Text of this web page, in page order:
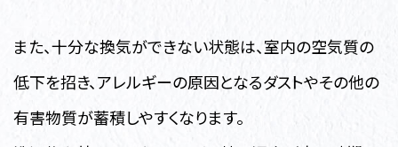
また、十分な換気ができない状態は、室内の空気質の
低下を招き、アレルギーの原因となるダストやその他の
有害物質が蓄積しやすくなります。